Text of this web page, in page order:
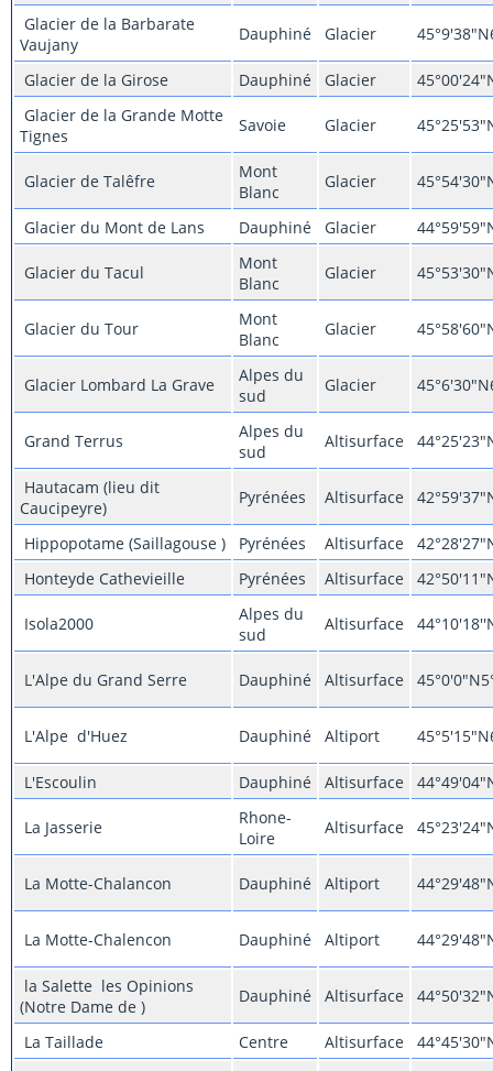
Glacier de la Barbarate
Vaujany
Dauphiné Glacier
Glacier de la Girose Dauphiné Glacier
Glacier de la Grande Motte
Tignes
Savoie Glacier
Glacier de Talêfre
Mont
Blanc
Glacier
Glacier du Mont de Lans Dauphiné Glacier
Glacier du Tacul
Mont
Blanc
Glacier
Glacier du Tour
Mont
Blanc
Glacier
Glacier Lombard La Grave
Alpes du
sud
Glacier
Grand Terrus
Alpes du
sud
Altisurface
Hautacam (lieu dit
Caucipeyre)
Pyrénées Altisurface
Hippopotame (Saillagouse ) Pyrénées Altisurface
Honteyde Cathevieille
Pyrénées Altisurface
Isola2000
Alpes du
sud
Altisurface
L'Alpe du Grand Serre Dauphiné Altisurface
L'Alpe d'Huez Dauphiné Altiport
L'Escoulin Dauphiné Altisurface
La Jasserie
Rhone-
Loire
Altisurface
La Motte-Chalancon Dauphiné Altiport
La Motte-Chalencon Dauphiné Altiport
la Salette les Opinions
(Notre Dame de )
Dauphiné Altisurface
La Taillade Centre Altisurface